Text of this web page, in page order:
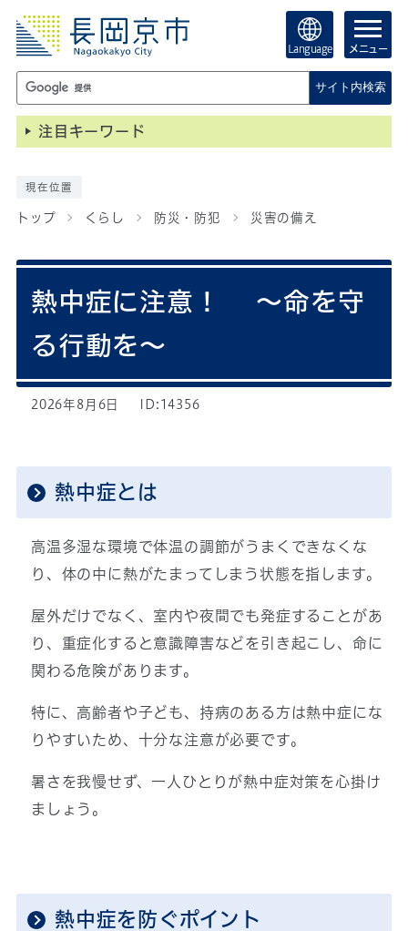
Language メニュー
サイト内検索
注目キーワード
現在位置
トップ くらし 防災・防犯 災害の備え
熱中症に注意！ ～命を守
る行動を～
2026年8月6日 ID:14356
熱中症とは
高温多湿な環境で体温の調節がうまくできなくな
り、体の中に熱がたまってしまう状態を指します。
屋外だけでなく、室内や夜間でも発症することがあ
り、重症化すると意識障害などを引き起こし、命に
関わる危険があります。
特に、高齢者や子ども、持病のある方は熱中症にな
りやすいため、十分な注意が必要です。
暑さを我慢せず、一人ひとりが熱中症対策を心掛け
ましょう。
熱中症を防ぐポイント